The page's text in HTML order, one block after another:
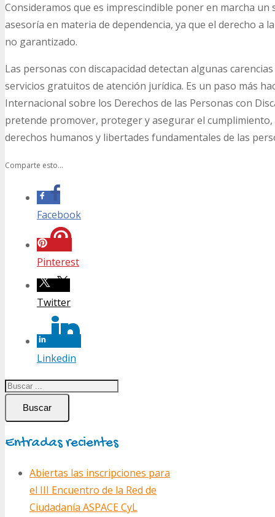
Consideramos que es imprescindible poner en marcha un
asesoría en materia de dependencia, ya que el derecho a
no garantizado.
Las personas con discapacidad detectan algunas
servicios gratuitos de atención jurídica. Es un paso más
Internacional sobre los Derechos de las Personas con
pretende promover, proteger y asegurar el
derechos humanos y libertades fundamentales de las
Comparte esto...
Facebook
Pinterest
Twitter
Linkedin
Buscar
Entradas recientes
Abiertas las inscripciones para
el III Encuentro de la Red de
Ciudadanía ASPACE CyL